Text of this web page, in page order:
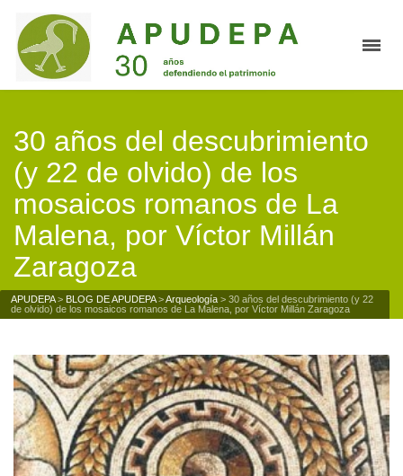
30 años del descubrimiento
(y 22 de olvido) de los
mosaicos romanos de La
Malena, por Víctor Millán
Zaragoza
APUDEPA> BLOG DE APUDEPA>Arqueología > 30 años del descubrimiento (y 22
de olvido) de los mosaicos romanos de La Malena, por Víctor Millán Zaragoza